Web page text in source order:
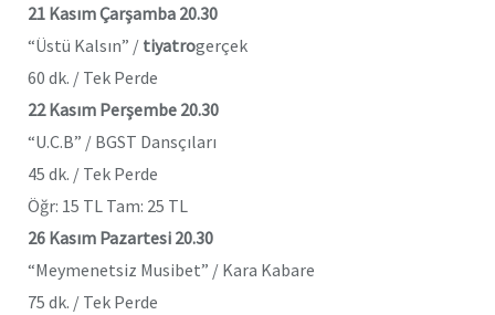
21 Kasım Çarşamba 20.30
“Üstü Kalsın” / tiyatrogerçek
60 dk. / Tek Perde
22 Kasım Perşembe 20.30
“U.C.B” / BGST Dansçıları
45 dk. / Tek Perde
Öğr: 15 TL Tam: 25 TL
26 Kasım Pazartesi 20.30
“Meymenetsiz Musibet” / Kara Kabare
75 dk. / Tek Perde